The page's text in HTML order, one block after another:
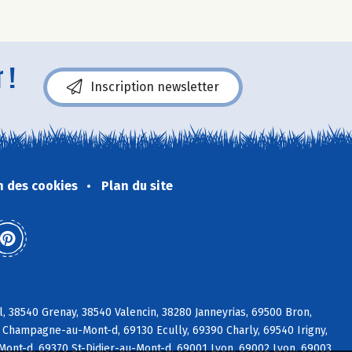
! Inscription newsletter
des cookies Plan du site
Grenay, 38540 Valencin, 38280 Janneyrias, 69500 Bron,
au-Mont-d, 69130 Ecully, 69390 Charly, 69540 Irigny,
d, 69370 St-Didier-au-Mont-d, 69001 Lyon, 69002 Lyon, 69003